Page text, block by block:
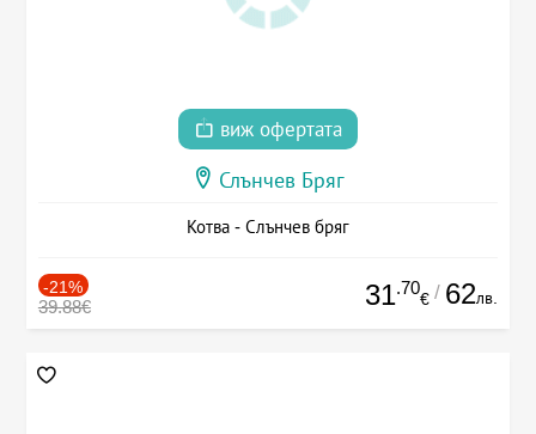
виж офертата
Слънчев Бряг
Котва - Слънчев бряг
-21%
39.88€ 31.70
€ / 62лв.